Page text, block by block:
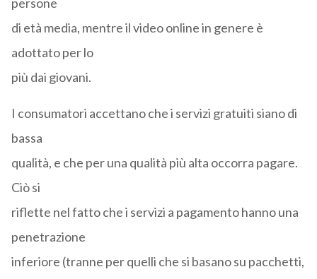
persone
di età media, mentre il video online in genere è
adottato per lo
più dai giovani.
I consumatori accettano che i servizi gratuiti siano di
bassa
qualità, e che per una qualità più alta occorra pagare.
Ciò si
riflette nel fatto che i servizi a pagamento hanno una
penetrazione
inferiore (tranne per quelli che si basano su pacchetti,